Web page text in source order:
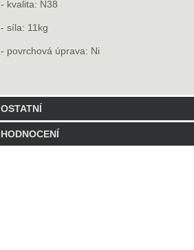
- kvalita: N38
- síla: 11kg
- povrchová úprava: Ni
OSTATNÍ
Kód: UGKT251208N
HODNOCENÍ